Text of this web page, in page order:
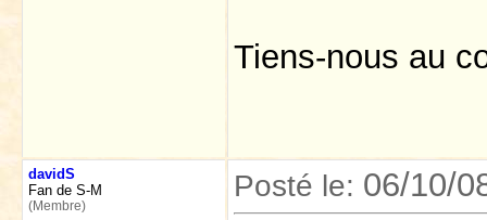
Tiens-nous au
davidS
Fan de S-M
(Membre)
Posté le: 06/10/